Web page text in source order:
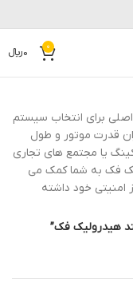
0
0﷼
برای انتخاب سیستم
قدرت موتور و طول
یا مجتمع های تجاری
فک به شما کمک می
امنیتی خود داشته
هیدرولیک فک”